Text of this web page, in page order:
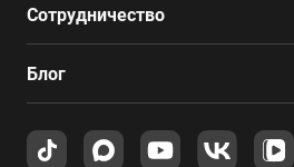
Сотрудничество
Блог